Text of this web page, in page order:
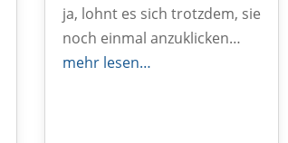
ja, lohnt es sich trotzdem, sie
noch einmal anzuklicken…
mehr lesen…